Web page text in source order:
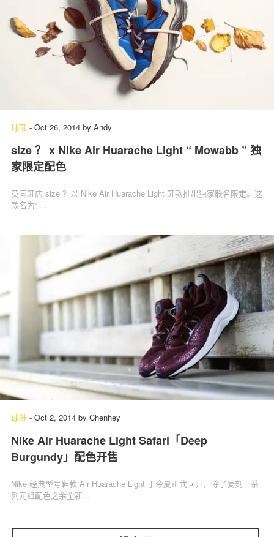
球鞋 - Oct 26, 2014 by Andy
size ？ x Nike Air Huarache Light “ Mowabb ” 独
家限定配色
英国鞋店 size ？以 Nike Air Huarache Light 鞋款推出独家联名限定。这
款名为“ ...
球鞋 - Oct 2, 2014 by Chenhey
Nike Air Huarache Light Safari「Deep
Burgundy」配色开售
Nike 经典型号鞋款 Air Huarache Light 于今夏正式回归，除了复刻一系
列元祖配色之余全新...